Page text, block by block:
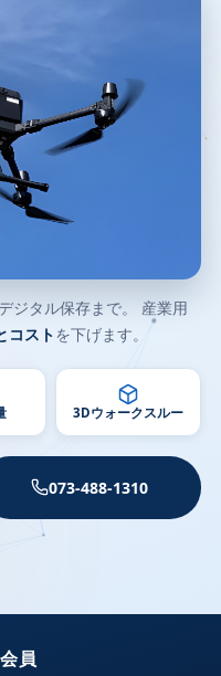
ジタル保存まで。 産業用
コストを下げます。
3Dウォークスルー
073-488-1310
員